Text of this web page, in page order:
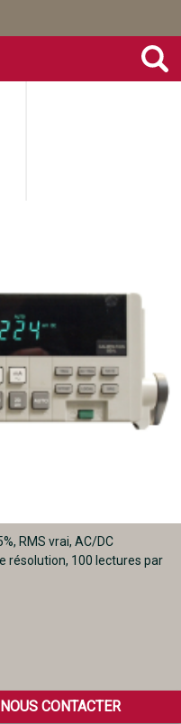
RMS vrai, AC/DC
résolution, 100 lectures par
NOUS CONTACTER